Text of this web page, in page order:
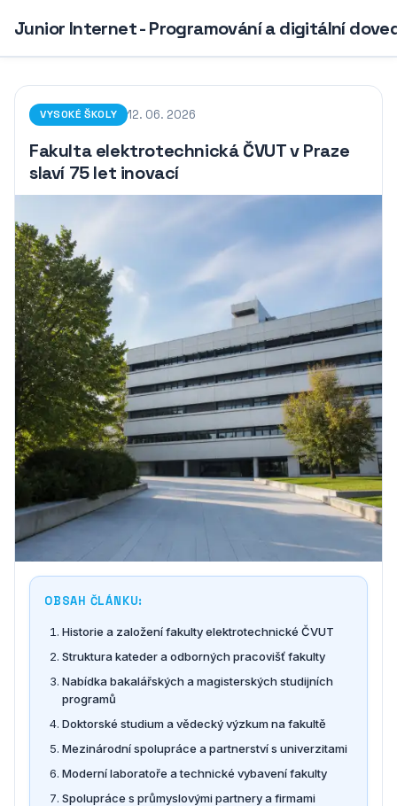
Junior Internet - Programování a digitální
VYSOKÉ ŠKOLY 12. 06. 2026
Fakulta elektrotechnická ČVUT v Praze
slaví 75 let inovací
OBSAH ČLÁNKU:
Historie a založení fakulty elektrotechnické ČVUT
Struktura kateder a odborných pracovišť fakulty
Nabídka bakalářských a magisterských studijních
programů
Doktorské studium a vědecký výzkum na fakultě
Mezinárodní spolupráce a partnerství s univerzitami
Moderní laboratoře a technické vybavení fakulty
Spolupráce s průmyslovými partnery a firmami